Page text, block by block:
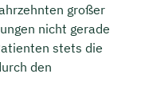
großer
nicht gerade
stets die
den